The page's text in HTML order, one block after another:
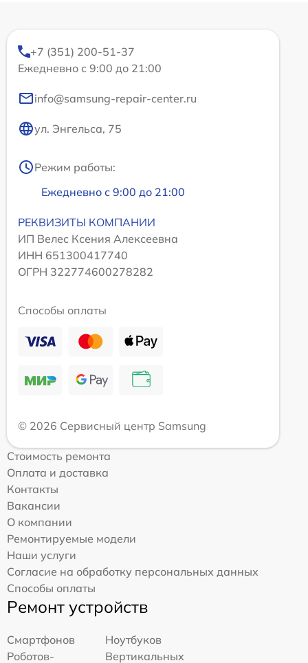
+7 (351) 200-51-37
Ежедневно с 9:00 до 21:00
info@samsung-repair-center.ru
ул. Энгельса, 75
Режим работы:
Ежедневно с 9:00 до 21:00
РЕКВИЗИТЫ КОМПАНИИ
ИП Велес Ксения Алексеевна
ИНН 651300417740
ОГРН 322774600278282
Способы оплаты
© 2026 Сервисный центр Samsung
Стоимость ремонта
Оплата и доставка
Контакты
Вакансии
О компании
Ремонтируемые модели
Наши услуги
Согласие на обработку персональных данных
Способы оплаты
Ремонт устройств
Смартфонов
Ноутбуков
Роботов-
Вертикальных